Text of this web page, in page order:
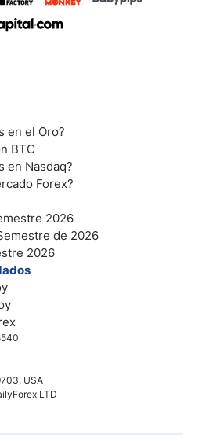
USA
LTD
en el Oro?
BTC
en Nasdaq?
Forex?
2026
de 2026
2026